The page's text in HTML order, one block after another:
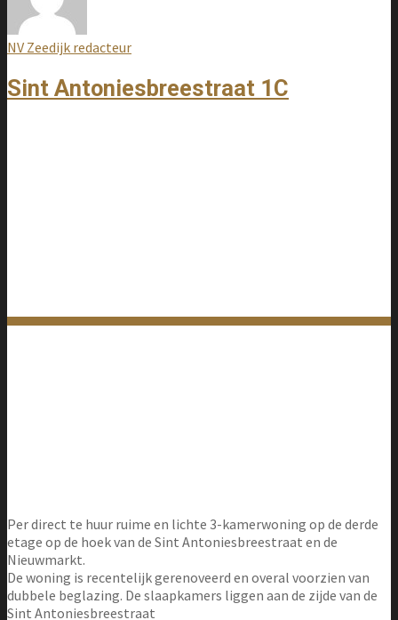
NV Zeedijk redacteur
Sint Antoniesbreestraat 1C
Per direct te huur ruime en lichte 3-kamerwoning op de derde
etage op de hoek van de Sint Antoniesbreestraat en de
Nieuwmarkt.
De woning is recentelijk gerenoveerd en overal voorzien van
dubbele beglazing. De slaapkamers liggen aan de zijde van de
Sint Antoniesbreestraat